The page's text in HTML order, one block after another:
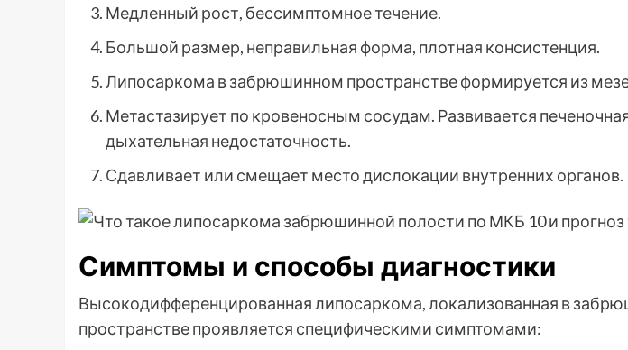
Медленный рост, бессимптомное течение.
Большой размер, неправильная форма, плотная консистенция.
Липосаркома в забрюшинном пространстве формируется из
Метастазирует по кровеносным сосудам. Развивается
дыхательная недостаточность.
Сдавливает или смещает место дислокации внутренних органов.
Симптомы и способы диагностики
Высокодифференцированная липосаркома, локализованная в
пространстве проявляется специфическими симптомами: